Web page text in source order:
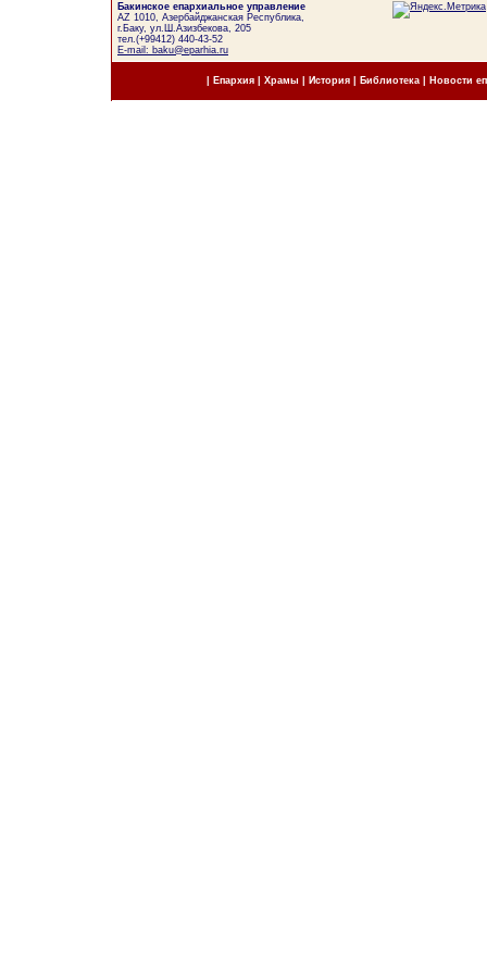
Бакинское епархиальное управление
AZ 1010, Азербайджанская Республика,
г.Баку, ул.Ш.Азизбекова, 205
тел.(+99412) 440-43-52
E-mail: baku@eparhia.ru
Епархия| Храмы История| Библиотека Новости